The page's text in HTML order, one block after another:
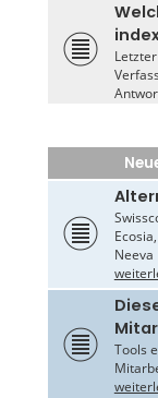
Neeva
Tools